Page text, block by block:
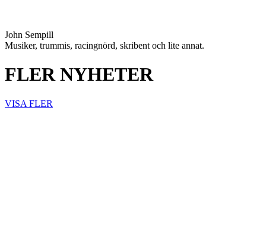
John Sempill
Musiker, trummis, racingnörd, skribent och lite annat.
FLER NYHETER
VISA FLER